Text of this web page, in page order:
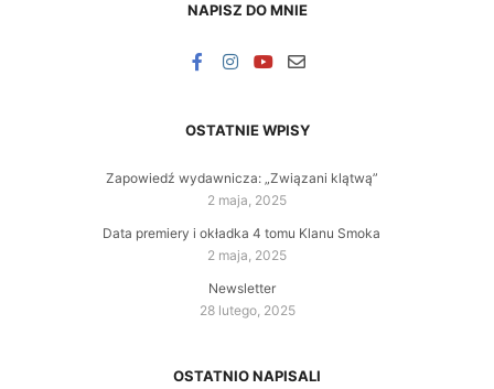
NAPISZ DO MNIE
OSTATNIE WPISY
Zapowiedź wydawnicza: „Związani klątwą”
2 maja, 2025
Data premiery i okładka 4 tomu Klanu Smoka
2 maja, 2025
Newsletter
28 lutego, 2025
OSTATNIO NAPISALI